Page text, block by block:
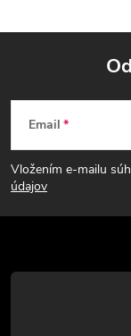
Z
á
p
t
Email
Vložením e-mailu
údajov